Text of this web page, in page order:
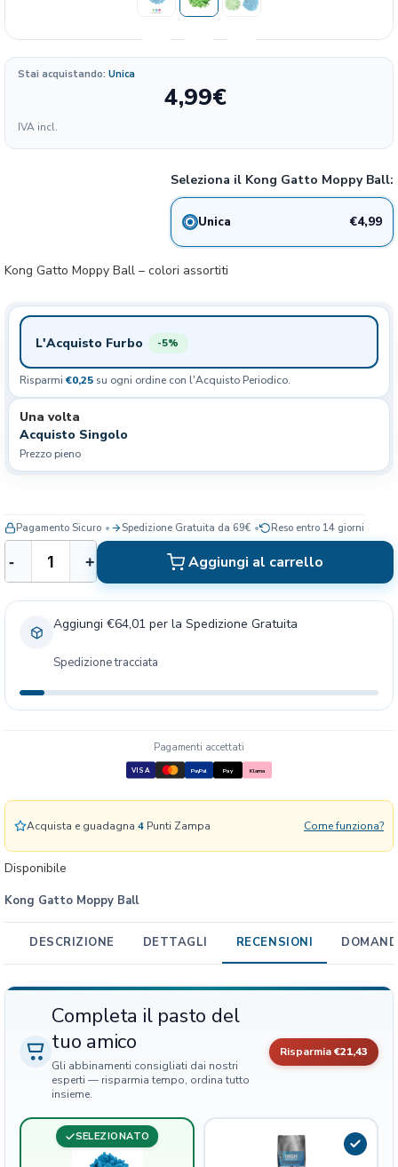
Disponibile
Kong Gatto Moppy Ball
Stai acquistando: Unica
4,99€
IVA incl.
Seleziona il Kong Gatto Moppy Ball:
Unica €4,99
1 PALLINA 28% 4.99€
Kong Gatto Moppy Ball – colori assortiti
L'Acquisto Furbo -5%
Risparmi €0,25 su ogni ordine con l'Acquisto Periodico.
Una volta
Acquisto Singolo
Prezzo pieno
o
n
G
t
y
B
l
q
u
a
t
à
- + Aggiungi al carrello
Pagamento Sicuro Spedizione Gratuita da 69€ Reso entro 14 giorni
Aggiungi €64,01 per la Spedizione Gratuita
Spedizione tracciata
Acquista e guadagna 4 Punti Zampa Come funziona?
Pagamenti accettati
VISA PayPal Pay Klarna
DESCRIZIONE DETTAGLI RECENSIONI
Completa il pasto del
tuo amico
Gli abbinamenti consigliati dai nostri
esperti — risparmia tempo, ordina tutto
insieme.
Risparmia€21,43
SELEZIONATO